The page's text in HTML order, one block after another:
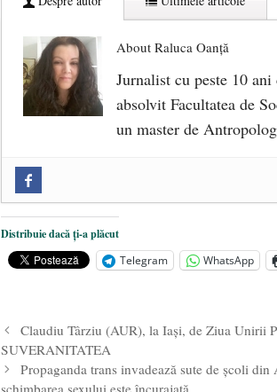
About Raluca Oanță
Jurnalist cu peste 10
absolvit Facultatea de
un master de
comemorat la 102 ani de la naștere
„Carnea cultivată” în laborator, tot
iulie 2024
Distribuie dacă ți-a plăcut
Telegram
WhatsApp
Claudiu Târziu (AUR), la Iași, de Ziua Unirii
SUVERANITATEA
Propaganda trans invadează sute de școli